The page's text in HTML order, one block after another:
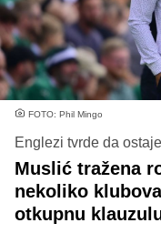
FOTO: Phil Mingo
Englezi tvrde da
Muslić tražena
nekoliko
otkupnu